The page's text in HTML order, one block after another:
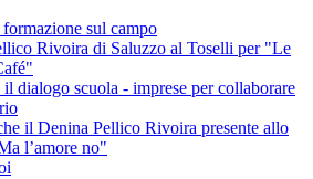
sul campo
Rivoira di Saluzzo al Toselli per "Le
dialogo scuola - imprese per collaborare
il Denina Pellico Rivoira presente allo
l’amore no"